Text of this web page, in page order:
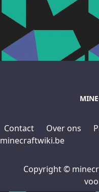
Contact Over ons
minecraftwiki.be
Copyright ©